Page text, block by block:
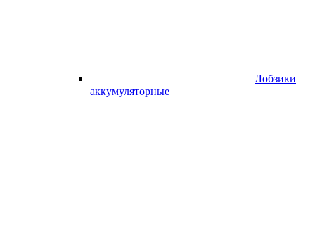
Лобзики
аккумуляторные